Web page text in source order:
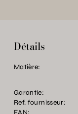
Détails
Matière:
Garantie:
Ref. fournisseur:
EAN: